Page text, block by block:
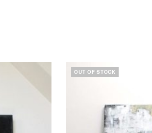
OUT OF STOCK